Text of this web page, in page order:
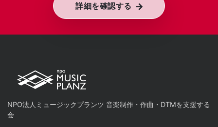
詳細を確認する
NPO法人ミュージックプランツ 音楽制作・作曲・DTMを支援する
会